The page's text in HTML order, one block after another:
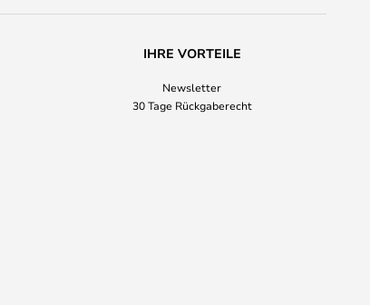
IHRE VORTEILE
Newsletter
30 Tage Rückgaberecht